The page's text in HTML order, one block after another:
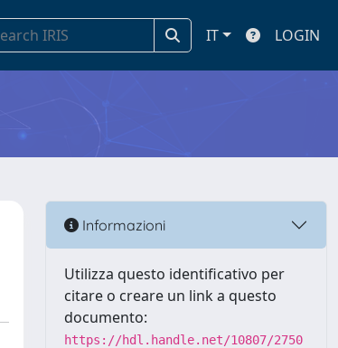
IT LOGIN
Informazioni
Utilizza questo identificativo per
citare o creare un link a questo
documento:
https://hdl.handle.net/10807/2750